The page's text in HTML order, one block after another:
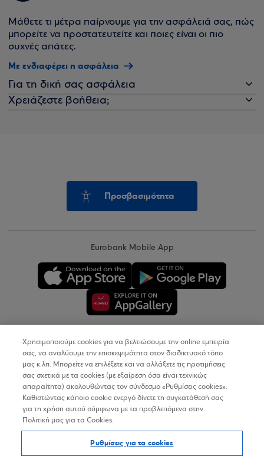
Μάθετε τι μέτρα παίρνουμε για την ασφάλειά σας, πώς
μπορείτε να προστατευτείτε και ποιες είναι οι πιο
συχνές απάτες.
Με ενδιαφέρει η ασφάλεια
Για τη δική σας ασφάλεια
Χρειάζεστε βοήθεια;
Προσβασιμότητα
Eurobank Mobile App
Copyright © 2026
Όροι Χρήσης
Προσωπικά Δεδομένα στον Διαδικτυακό Τόπο
Δήλωση Προσβασιμότητας
Χρησιμοποιούμε cookies για να βελτιώσουμε την online εμπειρία
σας, να αναλύουμε την επισκεψιμότητα στον διαδικτυακό τόπο
μας κ.λπ. Μπορείτε να επιλέξετε και να αλλάξετε τις προτιμήσεις
σας σχετικά με τα cookies (με εξαίρεση όσα είναι τεχνικώς
απαραίτητα) ακολουθώντας τον σύνδεσμο «Ρυθμίσεις cookies».
Καθιστώντας κάποιο cookie ενεργό δίνετε τη συγκατάθεσή σας
για τη χρήση αυτού σύμφωνα με τα προβλεπόμενα στην
Πολιτική μας για τα Cookies.
Ρυθμίσεις για τα cookies